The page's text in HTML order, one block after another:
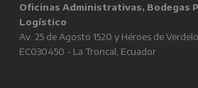
Oficinas Administrativas, Bodegas
Logístico
Av. 25 de Agosto 1520 y Héroes de
EC030450 - La Troncal, Ecuador